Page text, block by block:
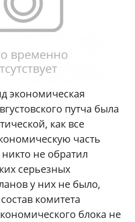
экономическая
путча была
как все
часть
не обратил
серьезных
у них не было,
комитета
блока не